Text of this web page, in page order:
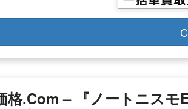
格.com – 『ノートニスモ